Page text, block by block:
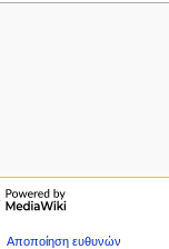
Αποποίηση ευθυνών